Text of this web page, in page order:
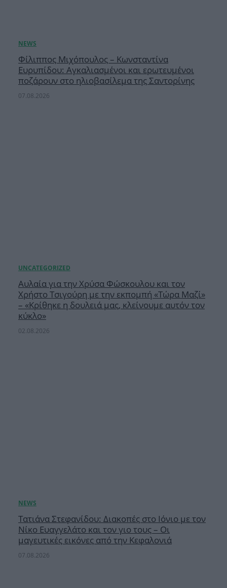
Φίλιππος Μιχόπουλος – Κωνσταντίνα
Ευρυπίδου: Αγκαλιασμένοι και ερωτευμένοι
ποζάρουν στο ηλιοβασίλεμα της Σαντορίνης
07.08.2026
Αυλαία για την Χρύσα Φώσκουλου και τον
Χρήστο Τσιγούρη με την εκπομπή «Τώρα Μαζί»
– «Κρίθηκε η δουλειά μας, κλείνουμε αυτόν τον
κύκλο»
02.08.2026
Τατιάνα Στεφανίδου: Διακοπές στο Ιόνιο με τον
Νίκο Ευαγγελάτο και τον γιο τους – Οι
μαγευτικές εικόνες από την Κεφαλονιά
07.08.2026